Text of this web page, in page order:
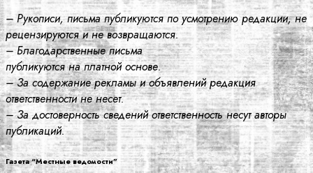
– Рукописи, письма публикуются по усмотрению редакции, не
рецензируются и не возвращаются.
– Благодарственные письма
публикуются на платной основе.
– За содержание рекламы и объявлений редакция
ответственности не несет.
– За достоверность сведений ответственность несут авторы
публикаций.
Газета “Местные ведомости”